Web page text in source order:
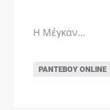
Η Μέγκαν…
ΡΑΝΤΕΒΟΎ ONLINE